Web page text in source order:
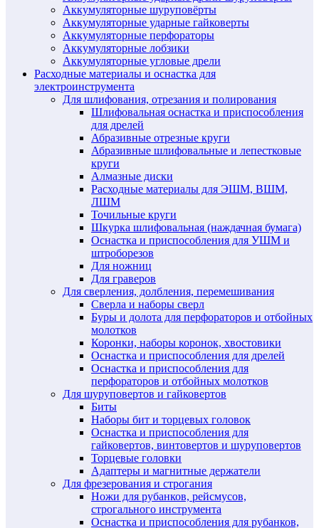
Аккумуляторные шуруповёрты
Аккумуляторные ударные гайковерты
Аккумуляторные перфораторы
Аккумуляторные лобзики
Аккумуляторные угловые дрели
Расходные материалы и оснастка для
электроинструмента
Для шлифования, отрезания и полирования
Шлифовальная оснастка и приспособления
для дрелей
Абразивные отрезные круги
Абразивные шлифовальные и лепестковые
круги
Алмазные диски
Расходные материалы для ЭШМ, ВШМ,
ЛШМ
Точильные круги
Шкурка шлифовальная (наждачная бумага)
Оснастка и приспособления для УШМ и
штроборезов
Для ножниц
Для граверов
Для сверления, долбления, перемешивания
Сверла и наборы сверл
Буры и долота для перфораторов и отбойных
молотков
Коронки, наборы коронок, хвостовики
Оснастка и приспособления для дрелей
Оснастка и приспособления для
перфораторов и отбойных молотков
Для шуруповертов и гайковертов
Биты
Наборы бит и торцевых головок
Оснастка и приспособления для
гайковертов, винтовертов и шуруповертов
Торцевые головки
Адаптеры и магнитные держатели
Для фрезерования и строгания
Ножи для рубанков, рейсмусов,
строгального инструмента
Оснастка и приспособления для рубанков,